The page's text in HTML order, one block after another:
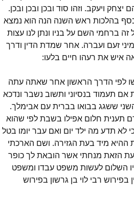
יצחק ויעקב. וזהו סוד ובכן ובכן ובכן.
בהלכות ראש השנה הנה הוא נמצא
ברחמי השם על בניו ונתן לנו עצות
זעם ועברה. אחר שמדת הדין ודרך
איש את רעהו חיים בלעו:
לפי הדרך הראשון אחר שאתה עתה
אם תעמוד בנסיוני ותשוב נשבר ונדכא
ששגג בבואו בברית עם אבימלך.
תענית חלום אפילו בשבת לפי שהוא
לא תדע מה ילד יום ואם עבר יומו בטל
ההיא מיד בעת הגזירה. ושם הארכתי
הזאת מנחתי אשר הובאת לך כופר
השלום לעשות משפט עבדו ומשפט
בפירוש רבי לוי בן גרשון בפירוש